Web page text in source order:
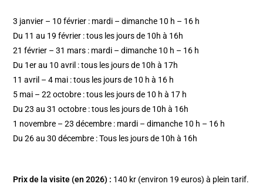
3 janvier – 10 février : mardi – dimanche 10 h – 16 h
Du 11 au 19 février : tous les jours de 10h à 16h
21 février – 31 mars : mardi – dimanche 10 h – 16 h
Du 1er au 10 avril : tous les jours de 10h à 17h
11 avril – 4 mai : tous les jours de 10 h à 16 h
5 mai – 22 octobre : tous les jours de 10 h à 17 h
Du 23 au 31 octobre : tous les jours de 10h à 16h
1 novembre – 23 décembre : mardi – dimanche 10 h – 16 h
Du 26 au 30 décembre : Tous les jours de 10h à 16h
Prix de la visite (en 2026) : 140 kr (environ 19 euros) à plein tarif.